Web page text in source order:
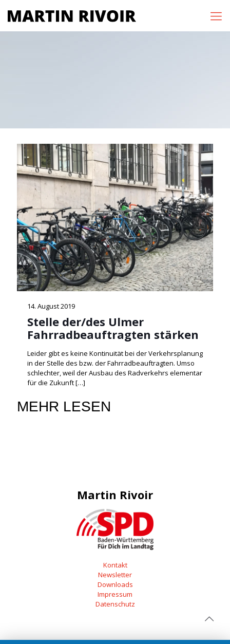
14. August 2019
Stelle der/des Ulmer
Fahrradbeauftragten stärken
Leider gibt es keine Kontinuität bei der Verkehrsplanung
in der Stelle des bzw. der Fahrradbeauftragten. Umso
schlechter, weil der Ausbau des Radverkehrs elementar
für die Zukunft[…]
MEHR LESEN
Martin Rivoir
Kontakt
Newsletter
Downloads
Impressum
Datenschutz